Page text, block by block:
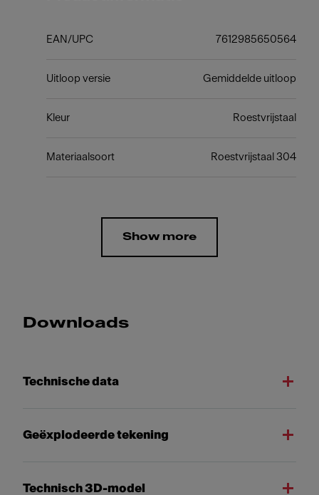
EAN/UPC 7612985650564
Uitloop versie Gemiddelde uitloop
Kleur Roestvrijstaal
Materiaalsoort Roestvrijstaal 304
Show more
Downloads
Technische data
Geëxplodeerde tekening
Technisch 3D-model